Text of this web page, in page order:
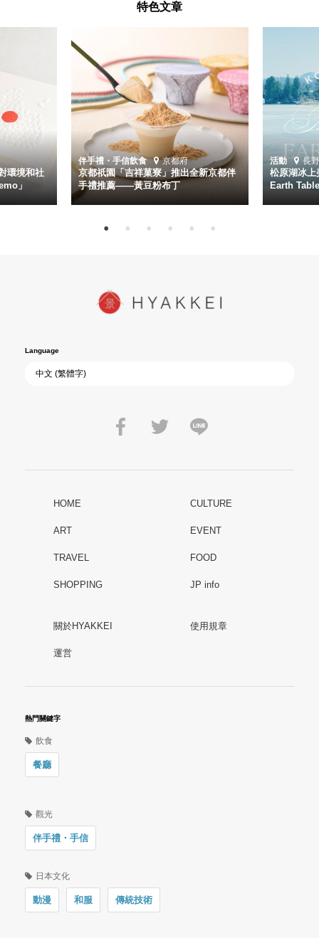
特色文章
環境和社
」
伴手禮・手信飲食 京都府
京都祇園「吉祥菓寮」推出全新京都伴
手禮推薦——黃豆粉布丁
活動 長
松原湖冰
Earth
Language
HOME CULTURE
ART EVENT
TRAVEL FOOD
SHOPPING JP info
關於HYAKKEI 使用規章
運営
熱門關鍵字
飲食
餐廳
觀光
伴手禮・手信
日本文化
動漫 和服 傳統技術